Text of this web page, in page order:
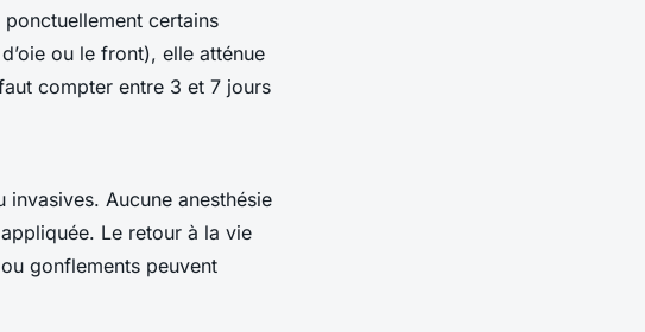
certains
ou le front), elle atténue
compter entre 3 et 7 jours
Aucune anesthésie
Le retour à la vie
gonflements peuvent